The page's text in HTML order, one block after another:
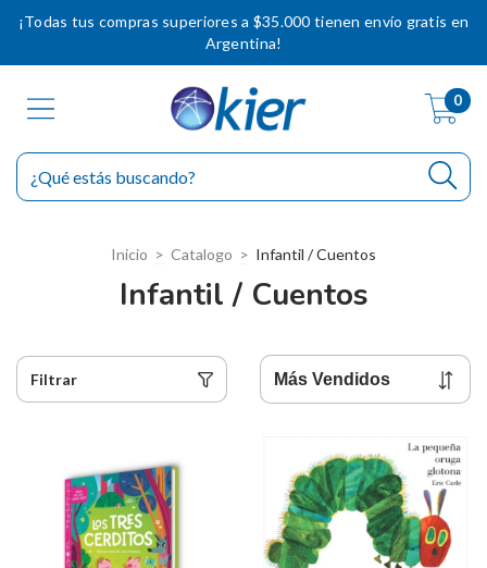
¡Todas tus compras superiores a $35.000 tienen envío gratis en
Argentina!
0
Inicio > Catalogo > Infantil / Cuentos
Infantil / Cuentos
Filtrar